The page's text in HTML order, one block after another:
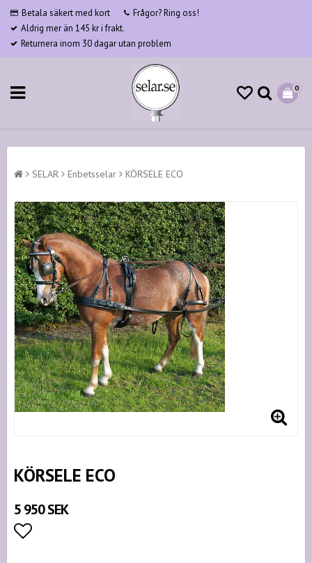
Betala säkert med kort
Frågor? Ring oss!
Aldrig mer än 145 kr i frakt.
Returnera inom 30 dagar utan problem
0
SELAR Enbetsselar KÖRSELE ECO
KÖRSELE ECO
5 950 SEK